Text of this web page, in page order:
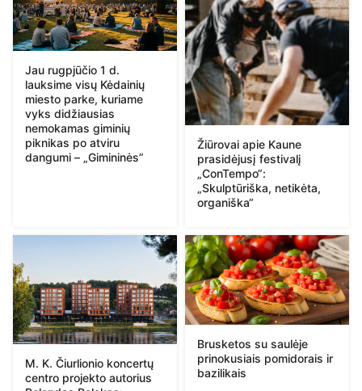
Jau rugpjūčio 1 d.
lauksime visų Kėdainių
miesto parke, kuriame
vyks didžiausias
nemokamas giminių
piknikas po atviru
dangumi – „Gimininės”
Žiūrovai apie Kaune
prasidėjusį festivalį
„ConTempo“:
„Skulptūriška, netikėta,
organiška“
M. K. Čiurlionio koncertų
centro projekto autorius
Brusketos su saulėje
prinokusiais pomidorais ir
bazilikais